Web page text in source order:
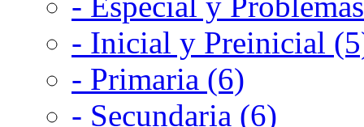
- Inicial y Preinicial
- Primaria (6)
- Secundaria (6)